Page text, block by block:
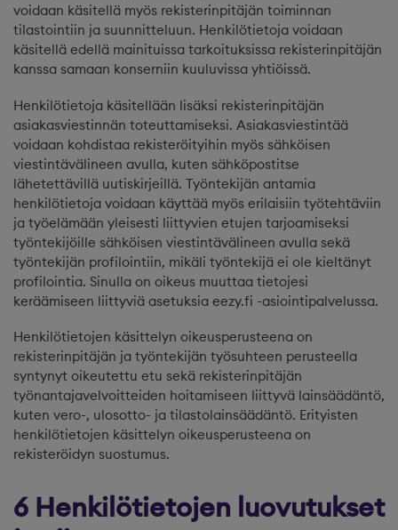
voidaan käsitellä myös rekisterinpitäjän toiminnan
tilastointiin ja suunnitteluun. Henkilötietoja voidaan
käsitellä edellä mainituissa tarkoituksissa rekisterinpitäjän
kanssa samaan konserniin kuuluvissa yhtiöissä.
Henkilötietoja käsitellään lisäksi rekisterinpitäjän
asiakasviestinnän toteuttamiseksi. Asiakasviestintää
voidaan kohdistaa rekisteröityihin myös sähköisen
viestintävälineen avulla, kuten sähköpostitse
lähetettävillä uutiskirjeillä. Työntekijän antamia
henkilötietoja voidaan käyttää myös erilaisiin työtehtäviin
ja työelämään yleisesti liittyvien etujen tarjoamiseksi
työntekijöille sähköisen viestintävälineen avulla sekä
työntekijän profilointiin, mikäli työntekijä ei ole kieltänyt
profilointia. Sinulla on oikeus muuttaa tietojesi
keräämiseen liittyviä asetuksia eezy.fi -asiointipalvelussa.
Henkilötietojen käsittelyn oikeusperusteena on
rekisterinpitäjän ja työntekijän työsuhteen perusteella
syntynyt oikeutettu etu sekä rekisterinpitäjän
työnantajavelvoitteiden hoitamiseen liittyvä lainsäädäntö,
kuten vero-, ulosotto- ja tilastolainsäädäntö. Erityisten
henkilötietojen käsittelyn oikeusperusteena on
rekisteröidyn suostumus.
6 Henkilötietojen luovutukset